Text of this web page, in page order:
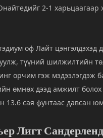
2-1 харьцаагаар
оф Лайт цэнгэлдэхэд
түүний шилжилтийн
орчим гэж мэдээлэгдэж
өмнөх дээд амжилт
13.6 сая фунтаас давсан
Лигт Сандерленд